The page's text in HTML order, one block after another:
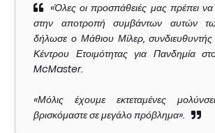
«Όλες οι προσπάθειές μας πρέπει
στην αποτροπή συμβάντων αυτών
δήλωσε ο Μάθιου Μίλερ,
Κέντρου Ετοιμότητας για Πανδημία
McMaster.
«Μόλις έχουμε εκτεταμένες
βρισκόμαστε σε μεγάλο πρόβλημα».